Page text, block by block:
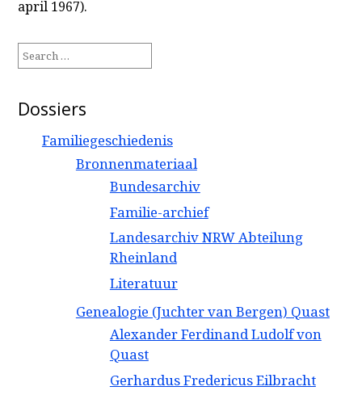
april 1967).
for:
Dossiers
Familiegeschiedenis
Bronnenmateriaal
Bundesarchiv
Familie-archief
Landesarchiv NRW Abteilung
Rheinland
Literatuur
Genealogie (Juchter van Bergen) Quast
Alexander Ferdinand Ludolf von
Quast
Gerhardus Fredericus Eilbracht